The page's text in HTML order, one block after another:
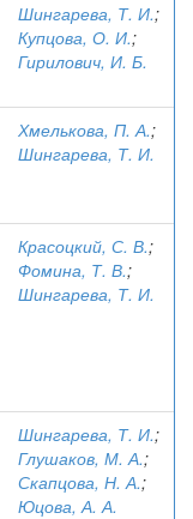
Шингарева, Т. И.;
Купцова, О. И.;
Гирилович, И. Б.
Хмелькова, П. А.;
Шингарева, Т. И.
Красоцкий, С. В.;
Фомина, Т. В.;
Шингарева, Т. И.
Шингарева, Т. И.;
Глушаков, М. А.;
Скапцова, Н. А.;
Юцова, А. А.